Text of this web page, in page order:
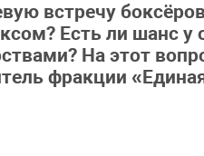
встречу
Есть ли шанс у
На этот
фракции